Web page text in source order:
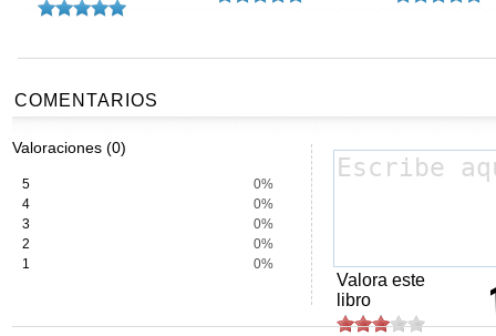
COMENTARIOS
Valoraciones (0)
5
0%
4
0%
3
0%
2
0%
1
0%
Valora este
libro